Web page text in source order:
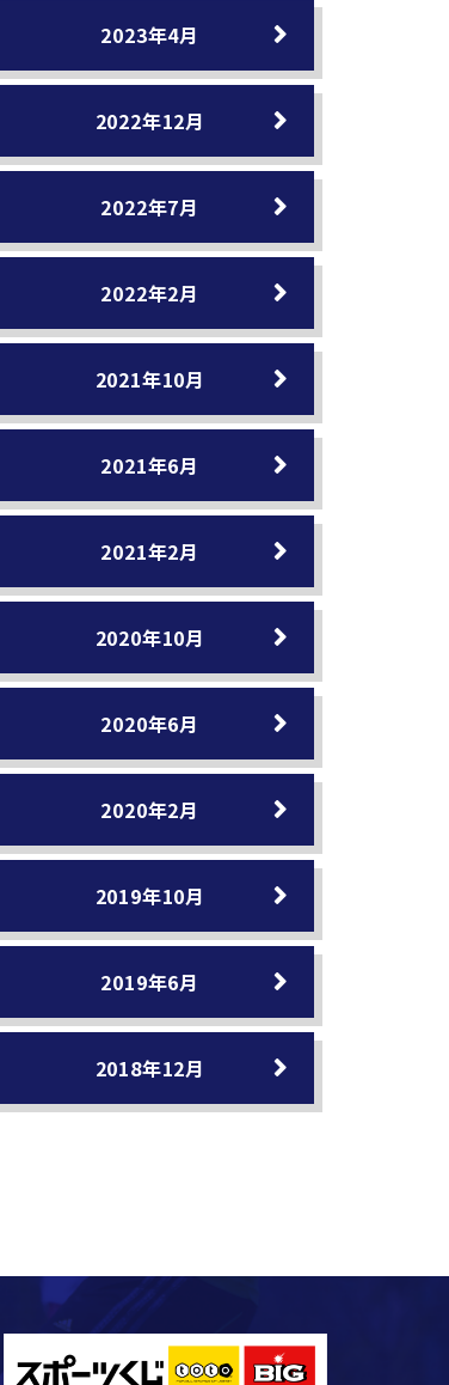
2023年4月
2022年12月
2022年7月
2022年2月
2021年10月
2021年6月
2021年2月
2020年10月
2020年6月
2020年2月
2019年10月
2019年6月
2018年12月